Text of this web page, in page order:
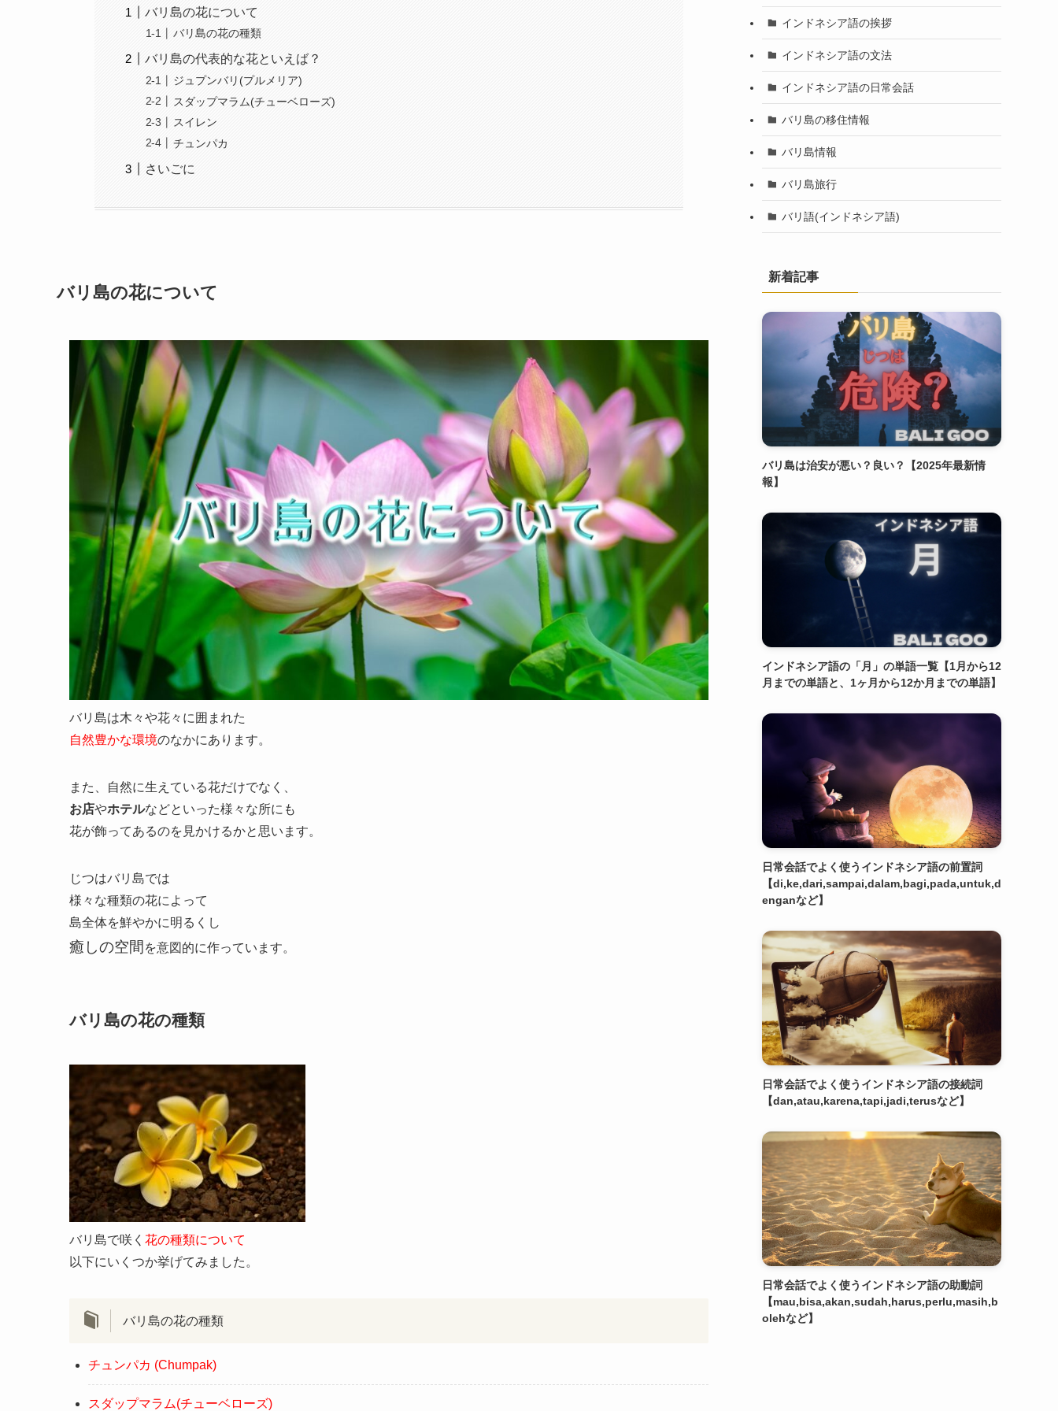
バリ島の花について
バリ島の花の種類
バリ島の代表的な花といえば？
ジュプンバリ(プルメリア)
スダップマラム(チューベローズ)
スイレン
チュンパカ
さいごに
バリ島の花について
バリ島は木々や花々に囲まれた
自然豊かな環境のなかにあります。
また、自然に生えている花だけでなく、
お店やホテルなどといった様々な所にも
花が飾ってあるのを見かけるかと思います。
じつはバリ島では
様々な種類の花によって
島全体を鮮やかに明るくし
癒しの空間 を意図的に作っています。
バリ島の花の種類
バリ島で咲く 花の種類について
以下にいくつか挙げてみました。
バリ島の花の種類
チュンパカ (Chumpak)
スダップマラム(チューベローズ)
インドネシア語の挨拶
インドネシア語の文法
インドネシア語の日常会話
バリ島の移住情報
バリ島情報
バリ島旅行
バリ語(インドネシア語)
新着記事
バリ島は治安が悪い？良い？【2025年最新情
報】
インドネシア語の「月」の単語一覧【1月から12
月までの単語と、1ヶ月から12か月までの単語】
日常会話でよく使うインドネシア語の前置詞
【di,ke,dari,sampai,dalam,bagi,pada,untuk,d
enganなど】
日常会話でよく使うインドネシア語の接続詞
【dan,atau,karena,tapi,jadi,terusなど】
日常会話でよく使うインドネシア語の助動詞
【mau,bisa,akan,sudah,harus,perlu,masih,b
olehなど】